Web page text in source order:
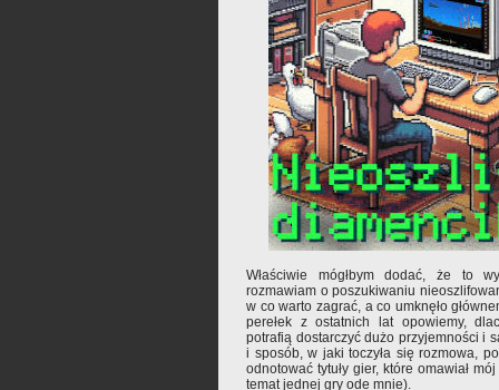
Właściwie mógłbym dodać, że to
rozmawiam o poszukiwaniu
w co warto zagrać, a co umknęło
perełek z ostatnich lat opowiemy,
potrafią dostarczyć dużo przyjemności i
i sposób, w jaki toczyła się rozmowa,
odnotować tytuły gier, które omawiał
temat jednej gry ode mnie).